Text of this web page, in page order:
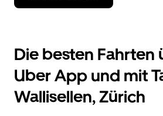
Nach-
mit
dem
Kalender
zu
interagieren
und
Die besten Fahrten
Uber App und mit
Wallisellen, Zürich